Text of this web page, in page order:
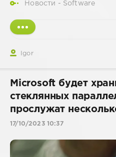
Новости - Software
Igor
Microsoft будет
стеклянных
прослужат
17/10/2023 10:37